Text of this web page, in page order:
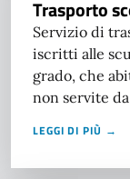
Trasporto
Servizio di
iscritti alle
grado, che
non servite
LEGGI DI PIÙ →